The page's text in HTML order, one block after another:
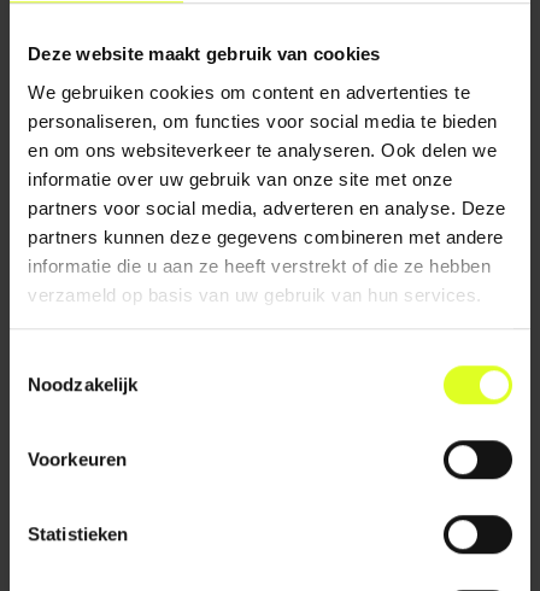
Deze website maakt gebruik van cookies
We gebruiken cookies om content en advertenties te
personaliseren, om functies voor social media te bieden
en om ons websiteverkeer te analyseren. Ook delen we
informatie over uw gebruik van onze site met onze
partners voor social media, adverteren en analyse. Deze
partners kunnen deze gegevens combineren met andere
informatie die u aan ze heeft verstrekt of die ze hebben
verzameld op basis van uw gebruik van hun services.
Noodzakelijk
Voorkeuren
Statistieken
11 januari 2023
WENDBAAR
WERKEN
Psychofysieke training
medewerkers in de
26 september 2022
LEEROMGEVING IN
HET IN
bijdragen aan het